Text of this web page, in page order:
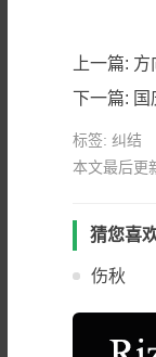
上一篇: 方
下一篇: 国
标签: 纠结
本文最后更
猜您喜
伤秋